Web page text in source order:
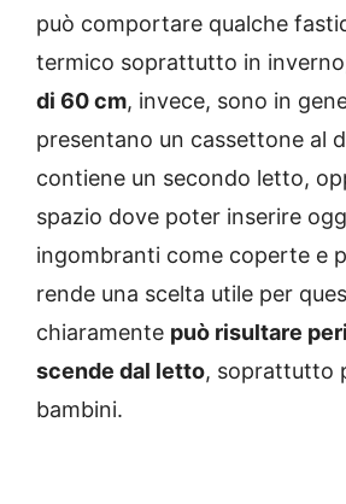
può comportare qualche
termico soprattutto in
di 60 cm, invece, sono in
presentano un cassettone al
contiene un secondo letto,
spazio dove poter inserire
ingombranti come coperte e
rende una scelta utile per
chiaramente può risultare
scende dal letto, soprattutto
bambini.